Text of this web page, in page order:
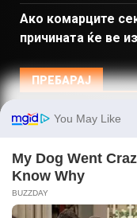
Ако комарците
причината ќе ве
ПРЕБАРАЈ
Македонија